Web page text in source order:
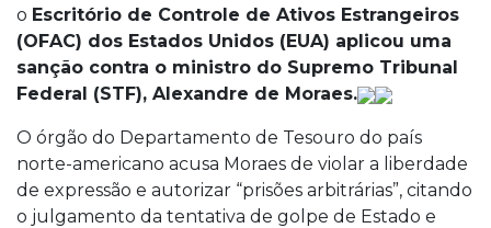
o Escritório de Controle de Ativos Estrangeiros
(OFAC) dos Estados Unidos (EUA) aplicou uma
sanção contra o ministro do Supremo Tribunal
Federal (STF), Alexandre de Moraes.
O órgão do Departamento de Tesouro do país
norte-americano acusa Moraes de violar a liberdade
de expressão e autorizar “prisões arbitrárias”, citando
o julgamento da tentativa de golpe de Estado e